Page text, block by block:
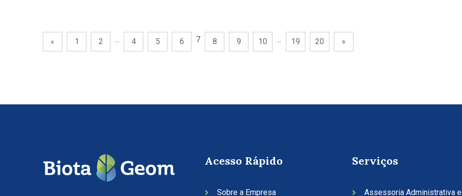
« 1 2 ... 4 5 6 7 8 9 10 ... 19 20 »
Acesso Rápido
Sobre a Empresa
Serviços
Assessoria Administrativa e